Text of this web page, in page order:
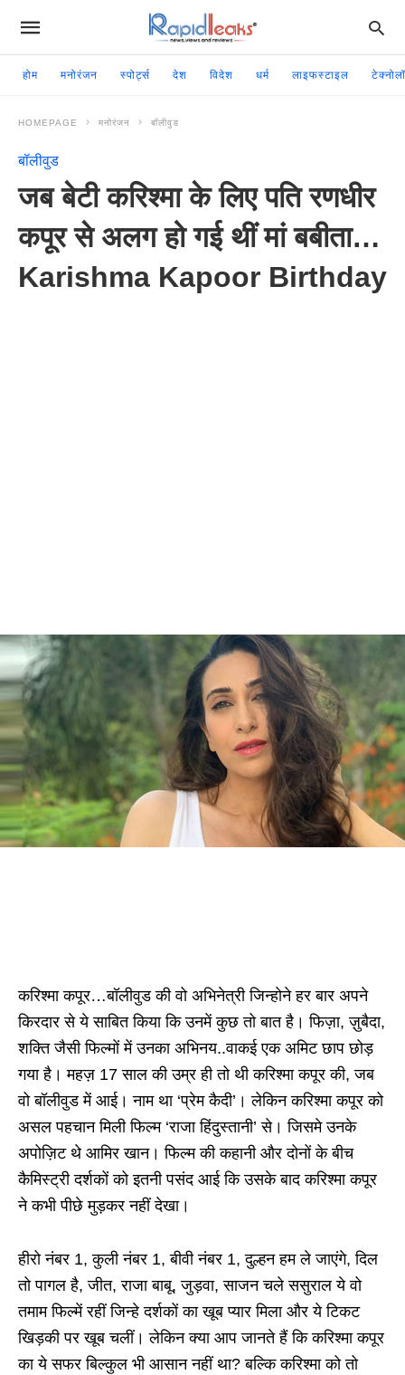
होम मनोरंजन स्पोर्ट्स देश विदेश धर्म लाइफस्टाइल
HOMEPAGE मनोरंजन बॉलीवुड
बॉलीवुड
जब बेटी करिश्मा के लिए पति रणधीर
कपूर से अलग हो गई थीं मां बबीता…
Karishma Kapoor Birthday
करिश्मा कपूर…बॉलीवुड की वो अभिनेत्री जिन्होने हर बार अपने
किरदार से ये साबित किया कि उनमें कुछ तो बात है। फिज़ा, ज़ुबैदा,
शक्ति जैसी फिल्मों में उनका अभिनय..वाकई एक अमिट छाप छोड़
गया है। महज़ 17 साल की उम्र ही तो थी करिश्मा कपूर की, जब
वो बॉलीवुड में आई। नाम था ‘प्रेम कैदी’। लेकिन करिश्मा कपूर को
असल पहचान मिली फिल्म ‘राजा हिंदुस्तानी’ से। जिसमे उनके
अपोज़िट थे आमिर खान। फिल्म की कहानी और दोनों के बीच
कैमिस्ट्री दर्शकों को इतनी पसंद आई कि उसके बाद करिश्मा कपूर
ने कभी पीछे मुड़कर नहीं देखा।
हीरो नंबर 1, कुली नंबर 1, बीवी नंबर 1, दुल्हन हम ले जाएंगे, दिल
तो पागल है, जीत, राजा बाबू, जुड़वा, साजन चले ससुराल ये वो
तमाम फिल्में रहीं जिन्हे दर्शकों का खूब प्यार मिला और ये टिकट
खिड़की पर खूब चलीं। लेकिन क्या आप जानते हैं कि करिश्मा कपूर
का ये सफर बिल्कुल भी आसान नहीं था? बल्कि करिश्मा को तो